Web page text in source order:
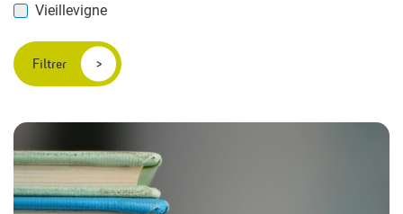
Vieillevigne
Filtrer